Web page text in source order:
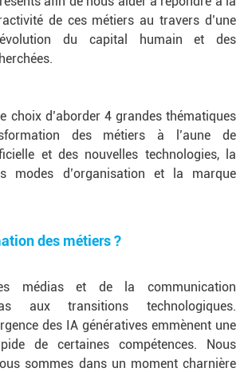
de ces métiers au travers d’une
du capital humain et des
choix d’aborder 4 grandes thématiques
des métiers à l’aune de
et des nouvelles technologies, la
modes d’organisation et la marque
des métiers ?
médias et de la communication
aux transitions technologiques.
des IA génératives emmènent une
de certaines compétences. Nous
sommes dans un moment charnière